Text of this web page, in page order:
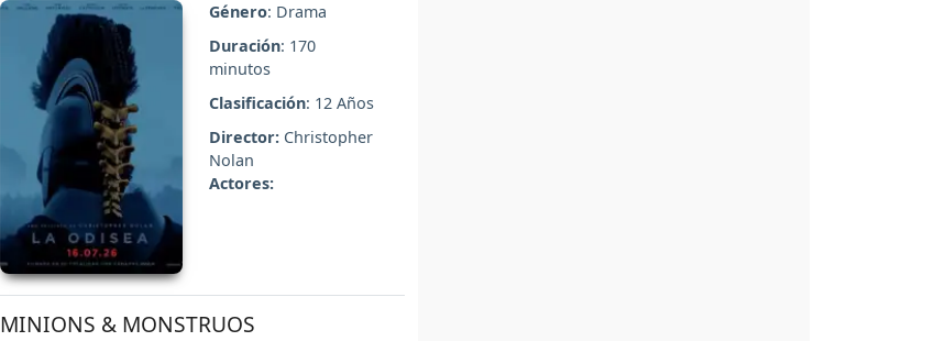
Género: Drama
Duración: 170
minutos
Clasificación: 12 Años
Director: Christopher
Nolan
Actores:
MINIONS & MONSTRUOS